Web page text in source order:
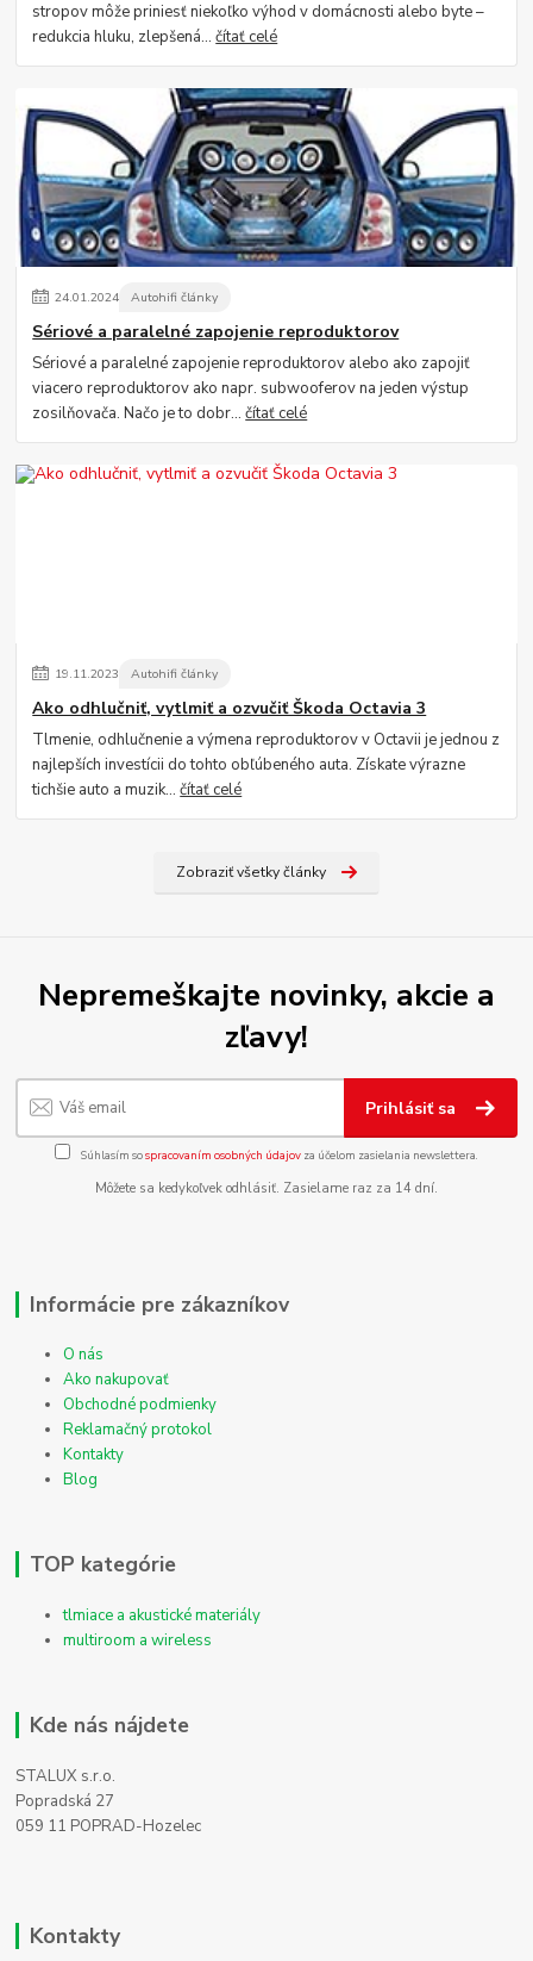
stropov môže priniesť niekoľko výhod v domácnosti alebo byte –
redukcia hluku, zlepšená...čítať celé
24.01.2024 Autohifi články
Sériové a paralelné zapojenie reproduktorov
Sériové a paralelné zapojenie reproduktorov alebo ako zapojiť
viacero reproduktorov ako napr. subwooferov na jeden výstup
zosilňovača. Načo je to dobr...čítať celé
19.11.2023 Autohifi články
Ako odhlučniť, vytlmiť a ozvučiť Škoda Octavia 3
Tlmenie, odhlučnenie a výmena reproduktorov v Octavii je jednou z
najlepších investícii do tohto obľúbeného auta. Získate výrazne
tichšie auto a muzik...čítať celé
Zobraziť všetky články
Nepremeškajte novinky, akcie a
zľavy!
Prihlásiť sa
Súhlasím sospracovaním osobných údajov za účelom zasielania newslettera.
Môžete sa kedykoľvek odhlásiť. Zasielame raz za 14 dní.
Informácie pre zákazníkov
O nás
Ako nakupovať
Obchodné podmienky
Reklamačný protokol
Kontakty
Blog
TOP kategórie
tlmiace a akustické materiály
multiroom a wireless
Kde nás nájdete
STALUX s.r.o.
Popradská 27
059 11 POPRAD-Hozelec
Kontakty